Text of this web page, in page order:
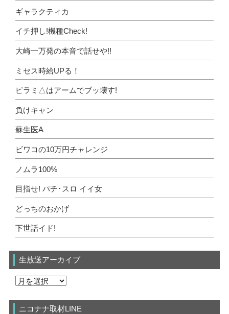
ギャラクティカ
イチ押し!機種Check!
大崎一万発の本音で話せや!!
ミセス時給UPる！
ピラミ△はアームでブッ壊す!
負けキャン
蘇生医A
ビワコの10万円チャレンジ
ノムラ100%
目指せ! パチ･スロ イイ女
どっちのおかげ
下世話イド!
生放送アーカイブ
ニコナナ取材LINE